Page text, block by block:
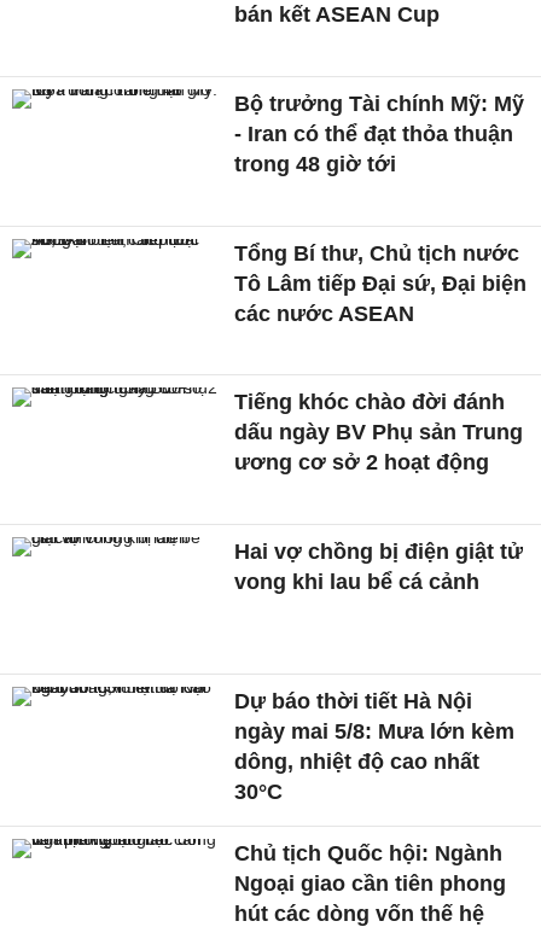
bán kết ASEAN Cup
Bộ trưởng Tài chính Mỹ: Mỹ
- Iran có thể đạt thỏa thuận
trong 48 giờ tới
Tổng Bí thư, Chủ tịch nước
Tô Lâm tiếp Đại sứ, Đại biện
các nước ASEAN
Tiếng khóc chào đời đánh
dấu ngày BV Phụ sản Trung
ương cơ sở 2 hoạt động
Hai vợ chồng bị điện giật tử
vong khi lau bể cá cảnh
Dự báo thời tiết Hà Nội
ngày mai 5/8: Mưa lớn kèm
dông, nhiệt độ cao nhất
30°C
Chủ tịch Quốc hội: Ngành
Ngoại giao cần tiên phong
hút các dòng vốn thế hệ